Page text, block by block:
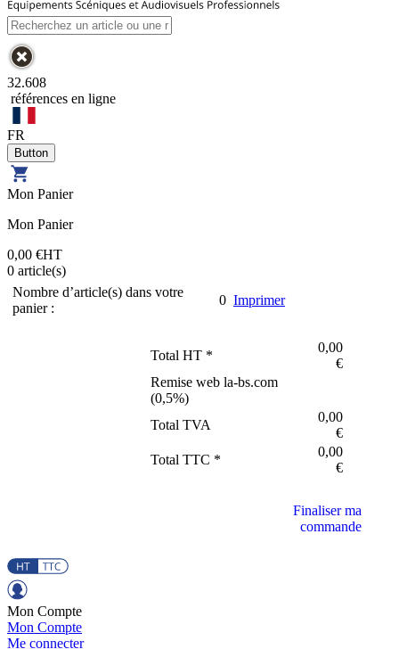
32.608
références en ligne
FR
Mon Panier
Mon Panier
0,00 €HT
0 article(s)
Nombre d’article(s) dans votre
panier :
0 Imprimer
Total HT *
0,00
€
Remise web la-bs.com
(0,5%)
Total TVA
0,00
€
Total TTC *
0,00
€
Finaliser ma
commande
Mon Compte
Mon Compte
Me connecter